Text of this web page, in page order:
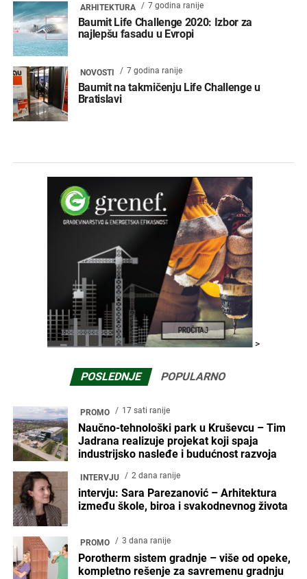
ARHITEKTURA 7 godina ranije
Baumit Life Challenge 2020: Izbor za
najlepšu fasadu u Evropi
NOVOSTI 7 godina ranije
Baumit na takmičenju Life Challenge u
Bratislavi
>
POSLEDNJE POPULARNO
PROMO 17 sati ranije
Naučno-tehnološki park u Kruševcu – Tim
Jadrana realizuje projekat koji spaja
industrijsko nasleđe i budućnost razvoja
INTERVJU 2 dana ranije
intervju: Sara Parezanović – Arhitektura
između škole, biroa i svakodnevnog života
PROMO 3 dana ranije
Porotherm sistem gradnje – više od opeke,
kompletno rešenje za savremenu gradnju